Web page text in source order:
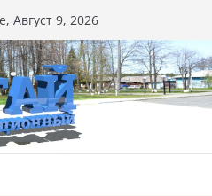
Август 9, 2026